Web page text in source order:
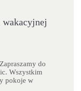
do
Wszystkim
pokoje w